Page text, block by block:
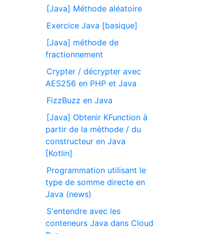
[Java] Méthode aléatoire
Exercice Java [basique]
[Java] méthode de
fractionnement
Crypter / décrypter avec
AES256 en PHP et Java
FizzBuzz en Java
[Java] Obtenir KFunction à
partir de la méthode / du
constructeur en Java
[Kotlin]
Programmation utilisant le
type de somme directe en
Java (news)
S'entendre avec les
conteneurs Java dans Cloud